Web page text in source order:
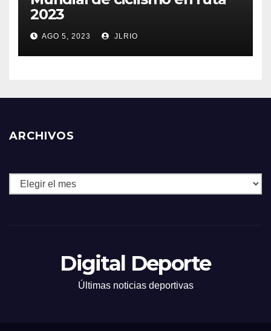
2023
AGO 5, 2023 JLRIO
ARCHIVOS
Archivos
Digital Deporte
Últimas noticias deportivas